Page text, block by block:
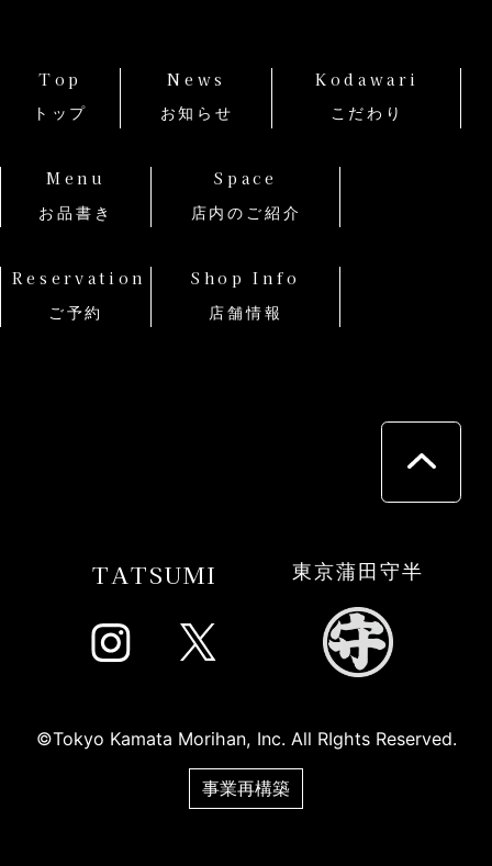
Top
トップ
News
お知らせ
Kodawari
こだわり
Menu
お品書き
Space
店内のご紹介
Reservation
ご予約
Shop Info
店舗情報
TATSUMI 東京蒲田守半
©Tokyo Kamata Morihan, Inc. All RIghts Reserved.
事業再構築